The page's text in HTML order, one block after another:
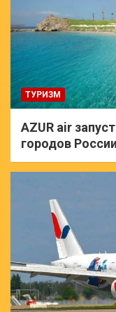
ТУРИЗМ
AZUR air
городов России